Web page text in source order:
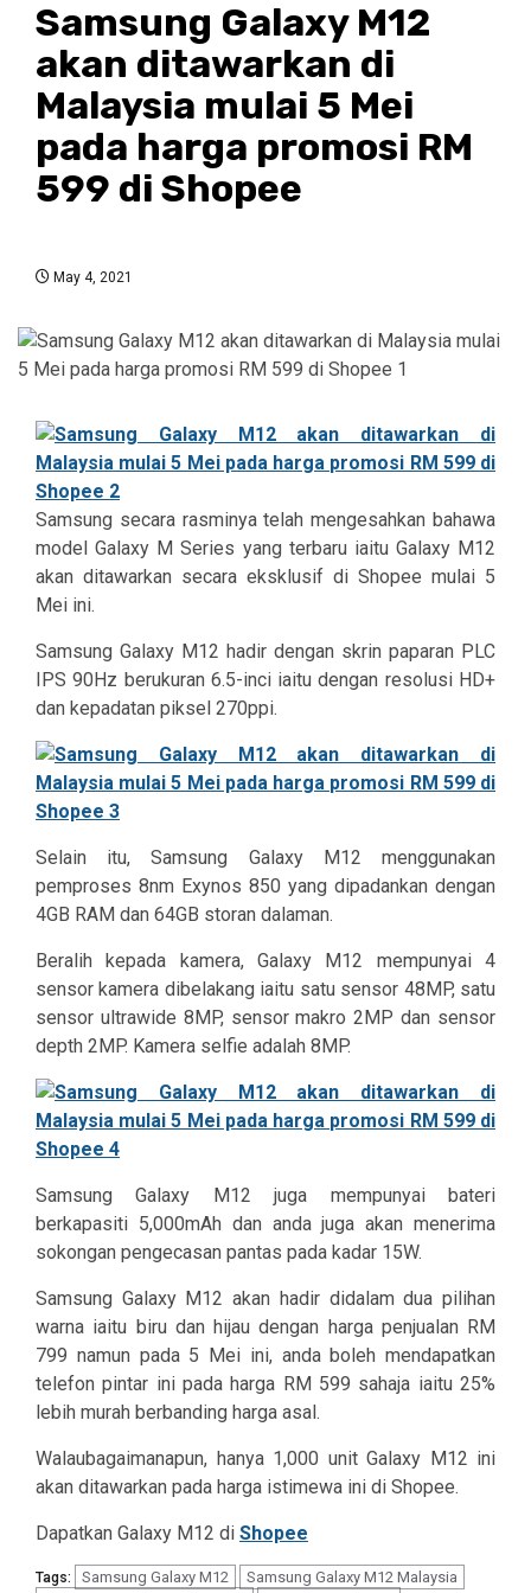
Samsung Galaxy M12
akan ditawarkan di
Malaysia mulai 5 Mei
pada harga promosi RM
599 di Shopee
May 4, 2021
Samsung secara rasminya telah mengesahkan bahawa
model Galaxy M Series yang terbaru iaitu Galaxy M12
akan ditawarkan secara eksklusif di Shopee mulai 5
Mei ini.
Samsung Galaxy M12 hadir dengan skrin paparan PLC
IPS 90Hz berukuran 6.5-inci iaitu dengan resolusi HD+
dan kepadatan piksel 270ppi.
Selain itu, Samsung Galaxy M12 menggunakan
pemproses 8nm Exynos 850 yang dipadankan dengan
4GB RAM dan 64GB storan dalaman.
Beralih kepada kamera, Galaxy M12 mempunyai 4
sensor kamera dibelakang iaitu satu sensor 48MP, satu
sensor ultrawide 8MP, sensor makro 2MP dan sensor
depth 2MP. Kamera selfie adalah 8MP.
Samsung Galaxy M12 juga mempunyai bateri
berkapasiti 5,000mAh dan anda juga akan menerima
sokongan pengecasan pantas pada kadar 15W.
Samsung Galaxy M12 akan hadir didalam dua pilihan
warna iaitu biru dan hijau dengan harga penjualan RM
799 namun pada 5 Mei ini, anda boleh mendapatkan
telefon pintar ini pada harga RM 599 sahaja iaitu 25%
lebih murah berbanding harga asal.
Walaubagaimanapun, hanya 1,000 unit Galaxy M12 ini
akan ditawarkan pada harga istimewa ini di Shopee.
Dapatkan Galaxy M12 di Shopee
Tags: Samsung Galaxy M12
Samsung Galaxy M12 Malaysia